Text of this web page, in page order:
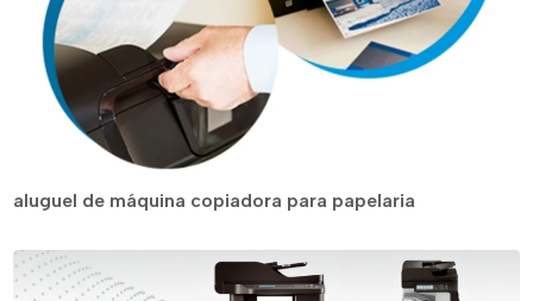
aluguel de máquina copiadora para papelaria